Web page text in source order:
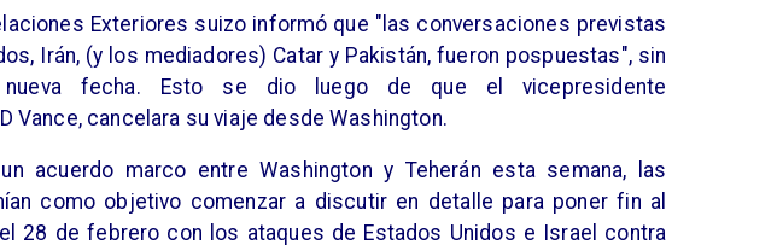
Exteriores suizo informó que "las conversaciones previstas
Irán, (y los mediadores) Catar y Pakistán, fueron pospuestas", sin
nueva fecha. Esto se dio luego de que el vicepresidente
Vance, cancelara su viaje desde Washington.
acuerdo marco entre Washington y Teherán esta semana, las
como objetivo comenzar a discutir en detalle para poner fin al
28 de febrero con los ataques de Estados Unidos e Israel contra